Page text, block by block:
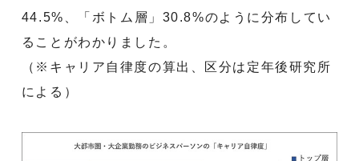
44.5%、「ボトム層」30.8%のように分布してい
ることがわかりました。
（※キャリア自律度の算出、区分は定年後研究所
による）